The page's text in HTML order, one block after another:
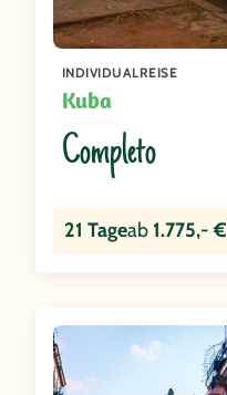
INDIVIDUALREISE
Kuba
Completo
21 Tageab1.775,- €